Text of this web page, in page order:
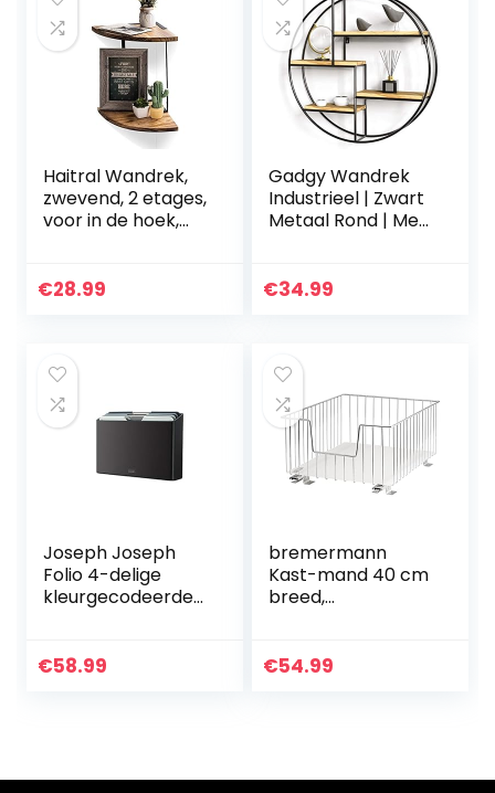
Haitral Wandrek,
zwevend, 2 etages,
voor in de hoek,
slaapkamer
€28.99
Gadgy Wandrek
Industrieel | Zwart
Metaal Rond | Met
gelast frame | Ø
€34.99
Joseph Joseph
Folio 4-delige
kleurgecodeerde
georganiseerd
€58.99
bremermann
Kast-mand 40 cm
breed,
inlegbodem,
€54.99